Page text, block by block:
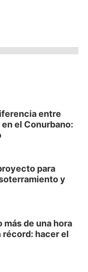
entre
el Conurbano:
para
y
más de una hora
récord: hacer el